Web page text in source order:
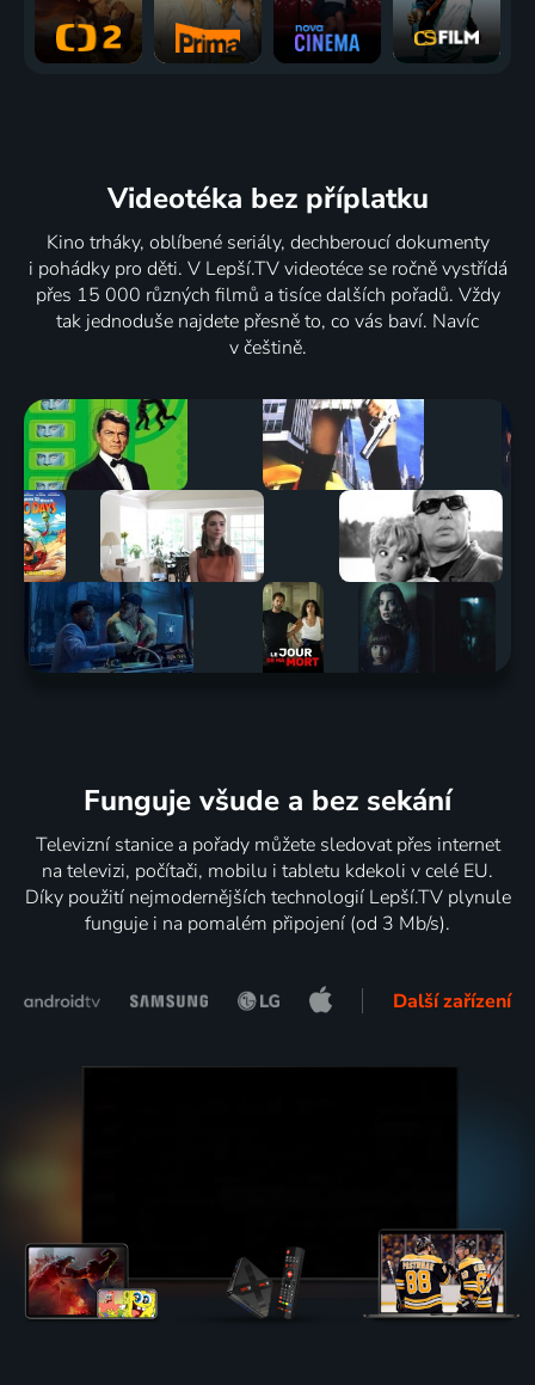
Videotéka bez příplatku
Kino trháky, oblíbené seriály, dechberoucí dokumenty
i pohádky pro děti. V Lepší.TV videotéce se ročně vystřídá
přes 15 000 různých filmů a tisíce dalších pořadů. Vždy
tak jednoduše najdete přesně to, co vás baví. Navíc
v češtině.
Funguje všude a bez sekání
Televizní stanice a pořady můžete sledovat přes internet
na televizi, počítači, mobilu i tabletu kdekoli v celé EU.
Díky použití nejmodernějších technologií Lepší.TV plynule
funguje i na pomalém připojení (od 3 Mb/s).
Další zařízení